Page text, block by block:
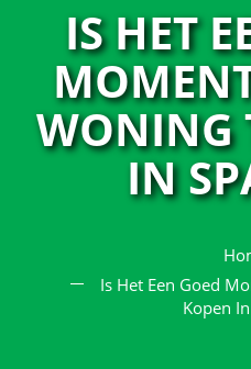
IS HET
WONING
IN
Is Het Een Goed
Kopen